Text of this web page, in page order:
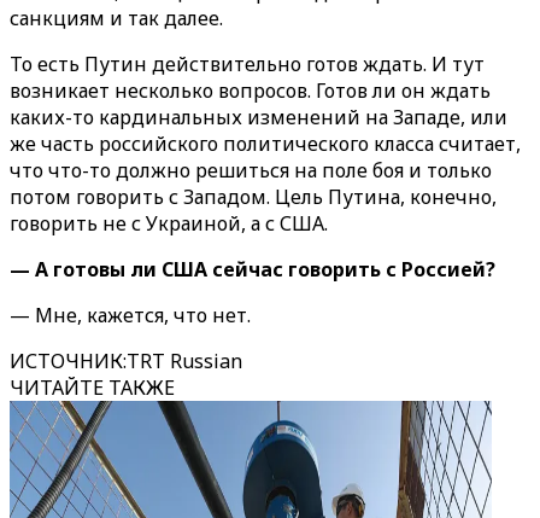
санкциям и так далее.
То есть Путин действительно готов ждать. И тут
возникает несколько вопросов. Готов ли он ждать
каких-то кардинальных изменений на Западе, или
же часть российского политического класса считает,
что что-то должно решиться на поле боя и только
потом говорить с Западом. Цель Путина, конечно,
говорить не с Украиной, а с США.
— А готовы ли США сейчас говорить с Россией?
— Мне, кажется, что нет.
ИСТОЧНИК:TRT Russian
ЧИТАЙТЕ ТАКЖЕ